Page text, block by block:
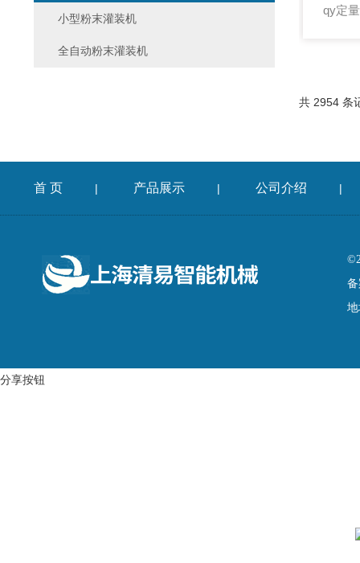
共 2954 条
小型粉末灌装机
全自动粉末灌装机
首 页 | 产品展示 | 公司介绍 |
备
分享按钮